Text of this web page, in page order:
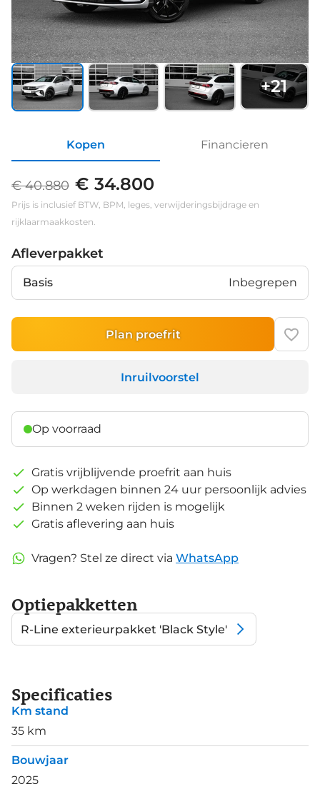
+21
Kopen Financieren
€ 40.880 € 34.800
Prijs is inclusief BTW, BPM, leges, verwijderingsbijdrage en
rijklaarmaakkosten.
Afleverpakket
Basis Inbegrepen
Plan proefrit
Inruilvoorstel
Op voorraad
Gratis vrijblijvende proefrit aan huis
Op werkdagen binnen 24 uur persoonlijk advies
Binnen 2 weken rijden is mogelijk
Gratis aflevering aan huis
Vragen? Stel ze direct via WhatsApp
Optiepakketten
R-Line exterieurpakket 'Black Style'
Specificaties
Km stand
35 km
Bouwjaar
2025